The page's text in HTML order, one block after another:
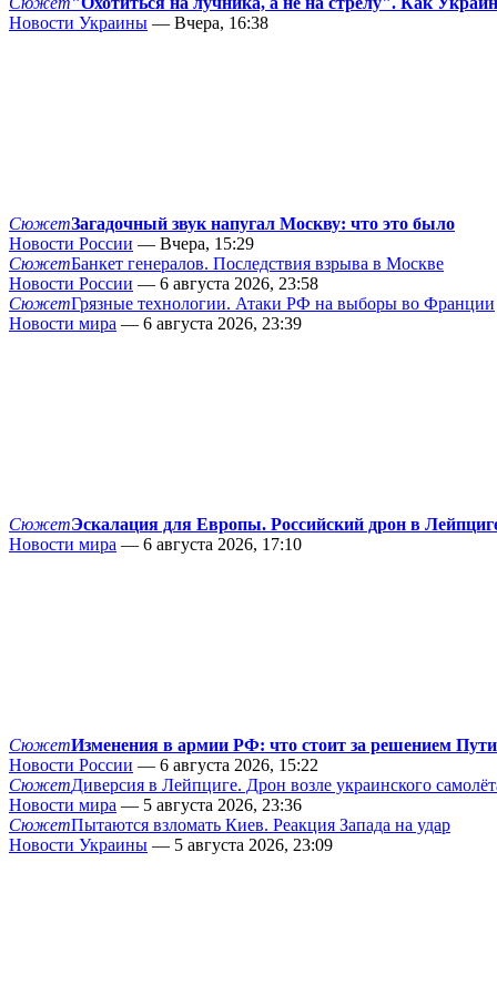
Новости Украины — Вчера, 16:38
СюжетЗагадочный звук напугал Москву: что это было
Новости России — Вчера, 15:29
СюжетБанкет генералов. Последствия взрыва в Москве
Новости России — 6 августа 2026, 23:58
СюжетГрязные технологии. Атаки РФ на выборы во Франции
Новости мира — 6 августа 2026, 23:39
СюжетЭскалация для Европы. Российский дрон в
Новости мира — 6 августа 2026, 17:10
СюжетИзменения в армии РФ: что стоит за решением
Новости России — 6 августа 2026, 15:22
СюжетДиверсия в Лейпциге. Дрон возле украинского
Новости мира — 5 августа 2026, 23:36
СюжетПытаются взломать Киев. Реакция Запада на удар
Новости Украины — 5 августа 2026, 23:09